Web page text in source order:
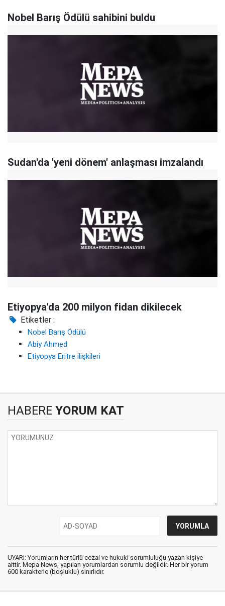
Nobel Barış Ödülü sahibini buldu
Sudan'da 'yeni dönem' anlaşması imzalandı
Etiyopya'da 200 milyon fidan dikilecek
Etiketler :
Nobel Barış Ödülü
Abiy Ahmed
Etiyopya Eritre ilişkileri
HABERE YORUM KAT
UYARI: Yorumların her türlü cezai ve hukuki sorumluluğu yazan kişiye
aittir. Mepa News, yapılan yorumlardan sorumlu değildir. Her bir yorum
600 karakterle (boşluklu) sınırlıdır.